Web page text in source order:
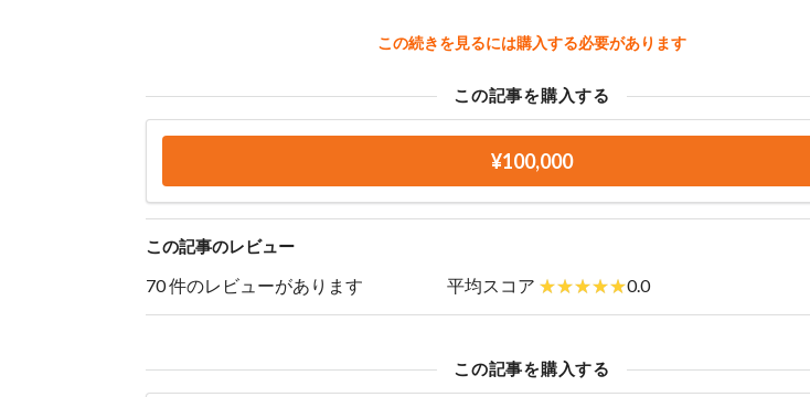
この続きを見るには購入する必要があります
この記事を購入する
¥100,000
この記事のレビュー
70 件のレビューがあります 平均スコア 0.0
この記事を購入する